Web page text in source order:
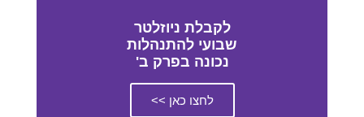
לקבלת ניוזלטר
שבועי להתנהלות
נכונה בפרק ב'
לחצו כאן >>